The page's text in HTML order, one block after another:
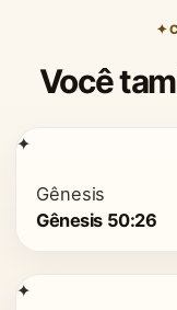
Você
✦
Gênesis
Gênesis 50:26
✦